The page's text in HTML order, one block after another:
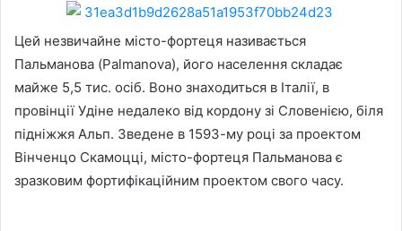
Цей незвичайне місто-фортеця називається
Пальманова (Palmanova), його населення складає
майже 5,5 тис. осіб. Воно знаходиться в Італії, в
провінції Удіне недалеко від кордону зі Словенією, біля
підніжжя Альп. Зведене в 1593-му році за проектом
Вінченцо Скамоцці, місто-фортеця Пальманова є
зразковим фортифікаційним проектом свого часу.